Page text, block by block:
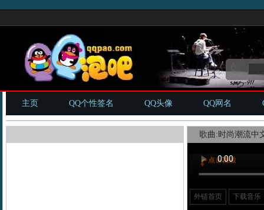
主页 QQ个性签名 QQ头像 QQ网名
歌曲:时尚潮流中
外链首页 下载音乐